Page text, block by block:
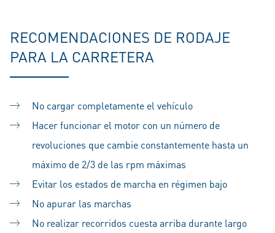
RECOMENDACIONES DE RODAJE
PARA LA CARRETERA
No cargar completamente el vehículo
Hacer funcionar el motor con un número de
revoluciones que cambie constantemente hasta un
máximo de 2/3 de las rpm máximas
Evitar los estados de marcha en régimen bajo
No apurar las marchas
No realizar recorridos cuesta arriba durante largo